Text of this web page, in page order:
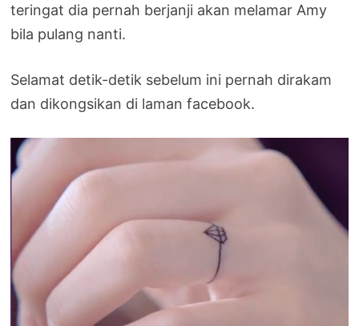
teringat dia pernah berjanji akan melamar Amy
bila pulang nanti.
Selamat detik-detik sebelum ini pernah dirakam
dan dikongsikan di laman facebook.